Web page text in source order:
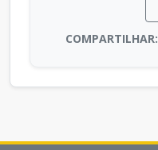
COMPARTILHAR: